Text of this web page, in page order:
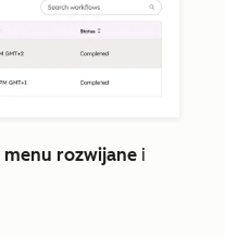
menu rozwijane i